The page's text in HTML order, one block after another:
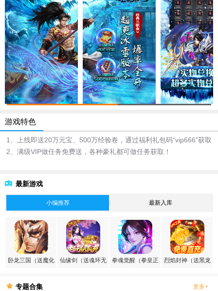
游戏特色
1、上线即送20万元宝、500万经验卷，通过福利礼包码“vip666”获取
2、满级VIP做任务免费送，各种豪礼都可做任务获取！
最新游戏
小编推荐 最新入库
卧龙三国（送魔化
仙缘剑（送魂环无
拳魂觉醒（拳皇正
烈焰封神（送黑龙
专题合集 更多+